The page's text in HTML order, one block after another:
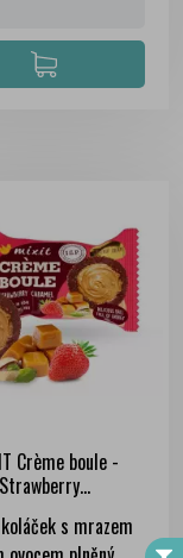
Crème boule -
Strawberry...
s mrazem